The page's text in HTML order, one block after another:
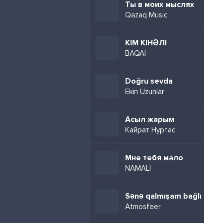
Ты в моих мыслях
Qazaq Music
КІМ КІНӘЛІ
BAQAI
Doğru sevda
Ekin Uzunlar
Асыл жарым
Кайрат Нуртас
Мне тебя мало
NAMALI
Sənə qalmışam bağlı
Atmosfeer